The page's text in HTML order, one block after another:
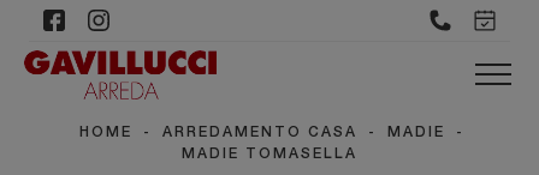
HOME - ARREDAMENTO CASA - MADIE
-
MADIE TOMASELLA